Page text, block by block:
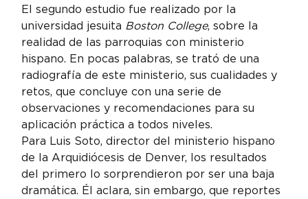
El segundo estudio fue realizado por la
universidad jesuita Boston College, sobre la
realidad de las parroquias con ministerio
hispano. En pocas palabras, se trató de una
radiografía de este ministerio, sus cualidades y
retos, que concluye con una serie de
observaciones y recomendaciones para su
aplicación práctica a todos niveles.
Para Luis Soto, director del ministerio hispano
de la Arquidiócesis de Denver, los resultados
del primero lo sorprendieron por ser una baja
dramática. Él aclara, sin embargo, que reportes